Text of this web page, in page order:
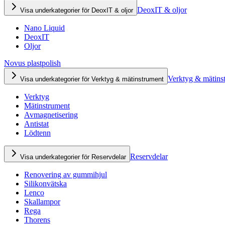
Visa underkategorier för DeoxIT & oljor DeoxIT & oljor
Nano Liquid
DeoxIT
Oljor
Novus plastpolish
Visa underkategorier för Verktyg & mätinstrument Verktyg &
Verktyg
Mätinstrument
Avmagnetisering
Antistat
Lödtenn
Visa underkategorier för Reservdelar Reservdelar
Renovering av gummihjul
Silikonvätska
Lenco
Skallampor
Rega
Thorens